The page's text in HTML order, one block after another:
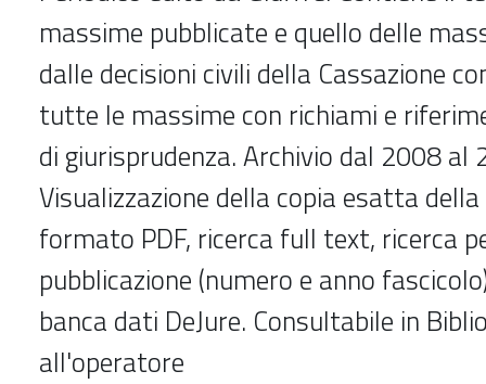
massime pubblicate e quello delle
dalle decisioni civili della Cassazione
tutte le massime con richiami e
di giurisprudenza. Archivio dal 2008 al
Visualizzazione della copia esatta
formato PDF, ricerca full text, ricerca
pubblicazione (numero e anno
banca dati DeJure. Consultabile in
all'operatore